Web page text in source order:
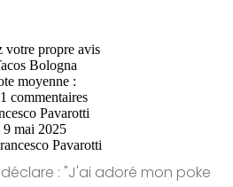
votre propre avis
Bologna
moyenne :
commentaires
Pavarotti
9 mai 2025
Pavarotti
: "J'ai adoré mon poke